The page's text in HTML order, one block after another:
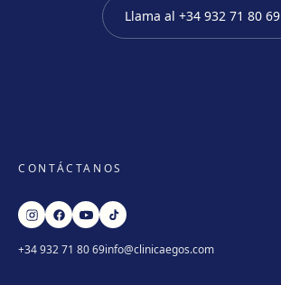
Llama al +34 932 71 80 69
CONTÁCTANOS
+34 932 71 80 69info@clinicaegos.com